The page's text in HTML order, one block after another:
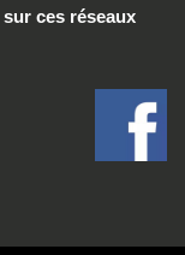
sur ces réseaux